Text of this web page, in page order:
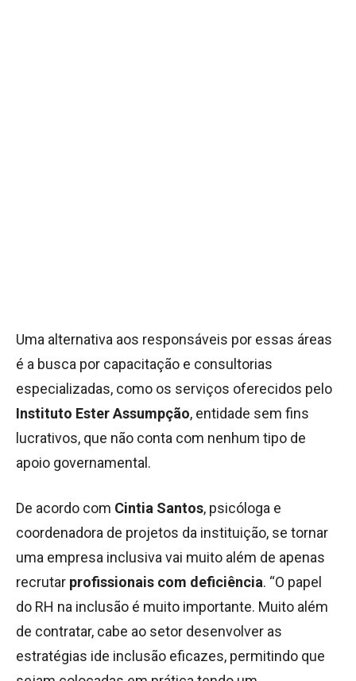
Uma alternativa aos responsáveis por essas áreas
é a busca por capacitação e consultorias
especializadas, como os serviços oferecidos pelo
Instituto Ester Assumpção, entidade sem fins
lucrativos, que não conta com nenhum tipo de
apoio governamental.
De acordo com Cintia Santos, psicóloga e
coordenadora de projetos da instituição, se tornar
uma empresa inclusiva vai muito além de apenas
recrutar profissionais com deficiência. “O papel
do RH na inclusão é muito importante. Muito além
de contratar, cabe ao setor desenvolver as
estratégias ide inclusão eficazes, permitindo que